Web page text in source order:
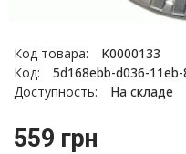
Код товара:
K0000133
Код:
5d168ebb-d036-
Доступность:
На складе
559 грн